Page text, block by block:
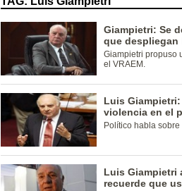
Giampietri: Se
que despliegan
Giampietri propuso
el VRAEM.
Luis
violencia en el
Político habla
Luis Giampietri
recuerde que